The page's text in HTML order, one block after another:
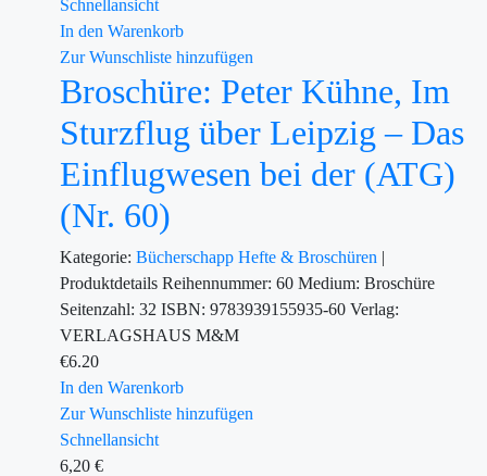
Schnellansicht
In den Warenkorb
Zur Wunschliste hinzufügen
Broschüre: Peter Kühne, Im
Sturzflug über Leipzig – Das
Einflugwesen bei der (ATG)
(Nr. 60)
Kategorie: Bücherschapp Hefte & Broschüren |
Produktdetails Reihennummer: 60 Medium: Broschüre
Seitenzahl: 32 ISBN: 9783939155935-60 Verlag:
VERLAGSHAUS M&M
€6.20
In den Warenkorb
Zur Wunschliste hinzufügen
Schnellansicht
6,20 €